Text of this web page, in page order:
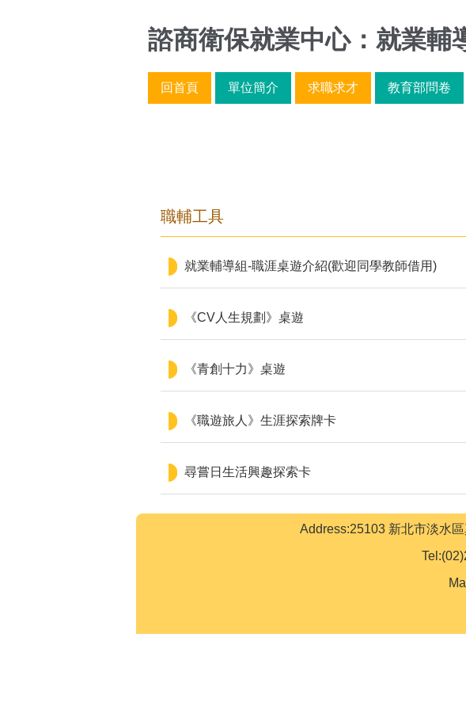
諮商衛保就業中心：就業輔
回首頁 單位簡介 求職求才 教育部問卷
職輔工具
就業輔導組-職涯桌遊介紹(歡迎同學教師借用)
《CV人生規劃》桌遊
《青創十力》桌遊
《職遊旅人》生涯探索牌卡
尋嘗日生活興趣探索卡
Address:25103 新北市淡水